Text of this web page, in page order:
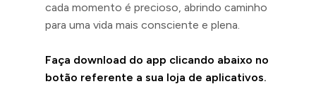
cada momento é precioso, abrindo caminho
para uma vida mais consciente e plena.
Faça download do app clicando abaixo no
botão referente a sua loja de aplicativos.